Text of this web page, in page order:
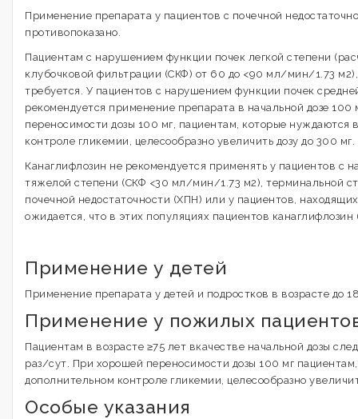
Применение препарата у пациентов с почечной
противопоказано.
Пациентам с нарушением функции почек легкой степени
клубочковой фильтрации (СКФ) от 60 до <90 мл/мин/1.73
требуется. У пациентов с нарушением функции почек
рекомендуется применение препарата в начальной дозе
переносимости дозы 100 мг, пациентам, которые нуждаются
контроле гликемии, целесообразно увеличить дозу до 300 мг.
Канаглифлозин не рекомендуется применять у пациентов с
тяжелой степени (СКФ <30 мл/мин/1.73 м2), терминальной
почечной недостаточности (ХПН) или у пациентов,
ожидается, что в этих популяциях пациентов
Применение у детей
Применение препарата у детей и подростков в возрасте до
Применение у пожилых
Пациентам в возрасте ≥75 лет вкачестве начальной дозы
раз/сут. При хорошей переносимости дозы 100 мг
дополнительном контроле гликемии, целесообразно
Особые указания